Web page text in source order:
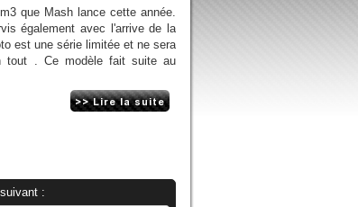
que Mash lance cette année.
également avec l'arrive de la
est une série limitée et ne sera
tout . Ce modèle fait suite au
: